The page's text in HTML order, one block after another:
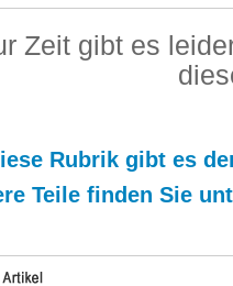
Zeit gibt es
Rubrik gibt es
Teile finden Sie